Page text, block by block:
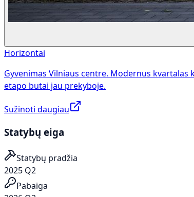
Horizontai
Gyvenimas Vilniaus centre. Modernus
etapo butai jau prekyboje.
Sužinoti daugiau
Statybų eiga
Statybų pradžia
2025 Q2
Pabaiga